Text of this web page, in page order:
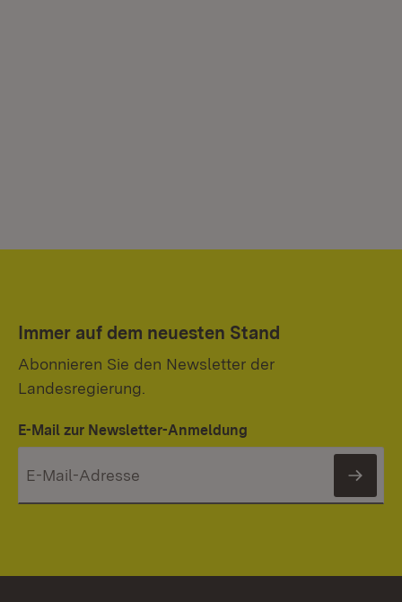
Immer auf dem neuesten Stand
Abonnieren Sie den Newsletter der
Landesregierung.
E-Mail zur Newsletter-Anmeldung